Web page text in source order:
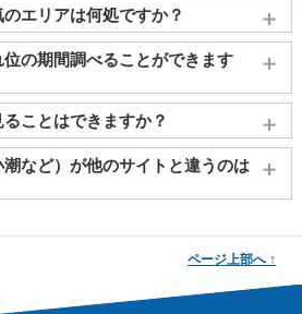
エリアは何処ですか？
大湊）、八戸、 西津軽（深浦）
の期間調べることができます
間分の潮汐情報や日の出・日の入りを
覚的に分かり易くタイドグラフで、
わせて確認することができます。
ことはできますか？
、過去の波高データ（波の高さ）に
せん。
など）が他のサイトと違うのは
された公的な定義はありません。そ
計算方式によって、境界にあたる日
サイトが別の方式を使っている可能性
ページ上部へ ↑